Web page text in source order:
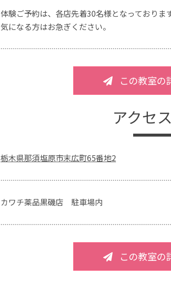
体験ご予約は、各店先着30名様となっておりま
気になる方はお急ぎください。
この教室の
アクセ
栃木県那須塩原市末広町65番地2
カワチ薬品黒磯店 駐車場内
この教室の